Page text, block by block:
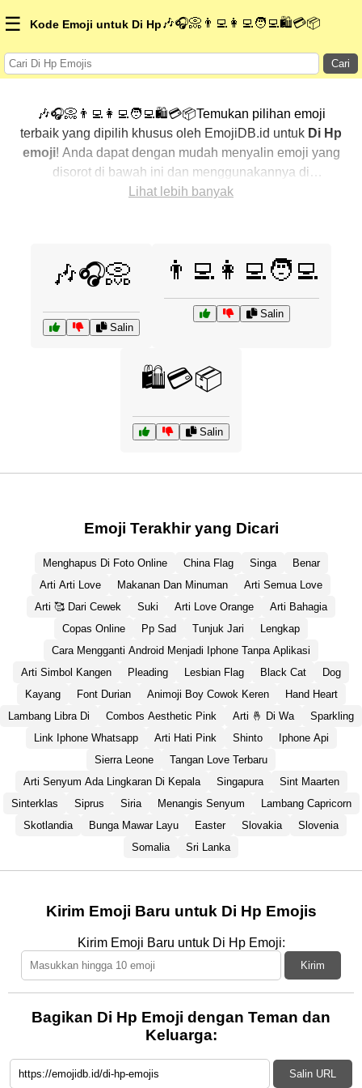
☰ Kode Emoji untuk Di Hp 🎶🎧📀👨‍💻👩‍💻🧑‍💻🛍️💳📦
Cari
🎶🎧📀👨‍💻👩‍💻🧑‍💻🛍️💳📦Temukan pilihan emoji
terbaik yang dipilih khusus oleh EmojiDB.id untuk Di Hp
emoji! Anda dapat dengan mudah menyalin emoji yang
disorot di bawah ini dan menggunakannya di
percakapan Anda untuk menambahkan sentuhan
lainnya untuk menemukan cara baru dalam
mengekspresikan
Lihat lebih banyak
🎶🎧📀
Salin
👨‍💻👩‍💻🧑‍💻
Salin
🛍️💳📦
Salin
Emoji Terakhir yang Dicari
Menghapus Di Foto Online China Flag Singa
Benar
Arti Arti Love
Makanan Dan Minuman
Arti Semua Love
Arti 🥰 Dari Cewek
Suki Arti Love Orange
Arti Bahagia
Copas Online
Pp Sad Tunjuk Jari
Lengkap
Cara Mengganti Android Menjadi Iphone Tanpa Aplikasi
Arti Simbol Kangen
Pleading Lesbian Flag Black Cat
Dog
Kayang
Font Durian Animoji Boy Cowok Keren
Hand Heart
Lambang Libra Di
Combos Aesthetic Pink Arti 🤞 Di Wa
Sparkling
Link Iphone Whatsapp
Arti Hati Pink Shinto
Iphone Api
Sierra Leone
Tangan Love Terbaru
Arti Senyum Ada Lingkaran Di Kepala
Singapura
Sint Maarten
Sinterklas
Siprus Siria Menangis Senyum
Lambang Capricorn
Skotlandia
Bunga Mawar Layu Easter Slovakia
Slovenia
Somalia
Sri Lanka
Kirim Emoji Baru untuk Di Hp Emojis
Kirim Emoji Baru untuk Di Hp Emoji:
Kirim
Bagikan Di Hp Emoji dengan Teman dan
Keluarga:
Salin URL